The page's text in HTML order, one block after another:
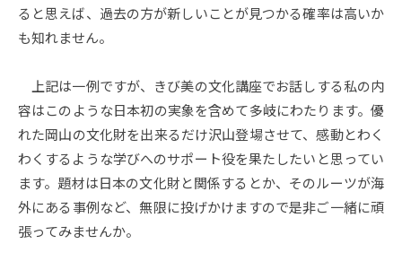
ると思えば、過去の方が新しいことが見つかる確率は高いか
も知れません。
上記は一例ですが、きび美の文化講座でお話しする私の内
容はこのような日本初の実象を含めて多岐にわたります。優
れた岡山の文化財を出来るだけ沢山登場させて、感動とわく
わくするような学びへのサポート役を果たしたいと思ってい
ます。題材は日本の文化財と関係するとか、そのルーツが海
外にある事例など、無限に投げかけますので是非ご一緒に頑
張ってみませんか。